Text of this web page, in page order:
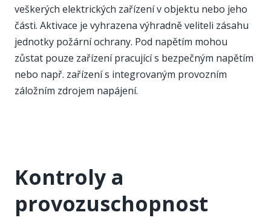
veškerých elektrických zařízení v objektu nebo jeho
části. Aktivace je vyhrazena výhradně veliteli zásahu
jednotky požární ochrany. Pod napětím mohou
zůstat pouze zařízení pracující s bezpečným napětím
nebo např. zařízení s integrovaným provozním
záložním zdrojem napájení.
Kontroly a
provozuschopnost